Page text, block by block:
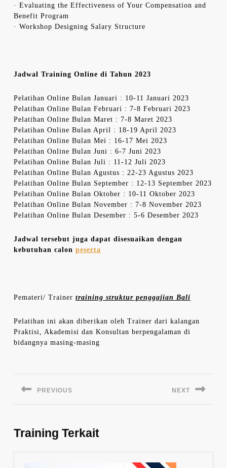
· Evaluating the Effectiveness of Your Compensation and
Benefit Program
· Workshop Designing Salary Structure
Jadwal Training Online di Tahun 2023
Pelatihan Online Bulan Januari : 10-11 Januari 2023
Pelatihan Online Bulan Februari : 7-8 Februari 2023
Pelatihan Online Bulan Maret : 7-8 Maret 2023
Pelatihan Online Bulan April : 18-19 April 2023
Pelatihan Online Bulan Mei : 16-17 Mei 2023
Pelatihan Online Bulan Juni : 6-7 Juni 2023
Pelatihan Online Bulan Juli : 11-12 Juli 2023
Pelatihan Online Bulan Agustus : 22-23 Agustus 2023
Pelatihan Online Bulan September : 12-13 September 2023
Pelatihan Online Bulan Oktober : 10-11 Oktober 2023
Pelatihan Online Bulan November : 7-8 November 2023
Pelatihan Online Bulan Desember : 5-6 Desember 2023
Jadwal tersebut juga dapat disesuaikan dengan
kebutuhan calon peserta
Pemateri/ Trainer training struktur penggajian Bali
Pelatihan ini akan diberikan oleh Trainer dari kalangan
Praktisi, Akademisi dan Konsultan berpengalaman di
bidangnya masing-masing
PREVIOUS NEXT
Training Terkait